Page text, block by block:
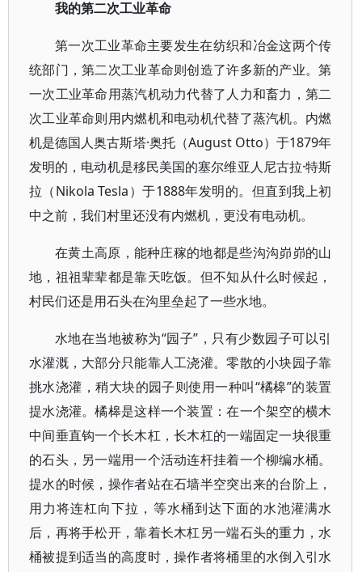
我的第二次工业革命
第一次工业革命主要发生在纺织和冶金这两个传
统部门，第二次工业革命则创造了许多新的产业。第
一次工业革命用蒸汽机动力代替了人力和畜力，第二
次工业革命则用内燃机和电动机代替了蒸汽机。内燃
机是德国人奥古斯塔·奥托（August Otto）于1879年
发明的，电动机是移民美国的塞尔维亚人尼古拉·特斯
拉（Nikola Tesla）于1888年发明的。但直到我上初
中之前，我们村里还没有内燃机，更没有电动机。
在黄土高原，能种庄稼的地都是些沟沟峁峁的山
地，祖祖辈辈都是靠天吃饭。但不知从什么时候起，
村民们还是用石头在沟里垒起了一些水地。
水地在当地被称为“园子”，只有少数园子可以引
水灌溉，大部分只能靠人工浇灌。零散的小块园子靠
挑水浇灌，稍大块的园子则使用一种叫“橘槔”的装置
提水浇灌。橘槔是这样一个装置：在一个架空的横木
中间垂直钩一个长木杠，长木杠的一端固定一块很重
的石头，另一端用一个活动连杆挂着一个柳编水桶。
提水的时候，操作者站在石墙半空突出来的台阶上，
用力将连杠向下拉，等水桶到达下面的水池灌满水
后，再将手松开，靠着长木杠另一端石头的重力，水
桶被提到适当的高度时，操作者将桶里的水倒入引水